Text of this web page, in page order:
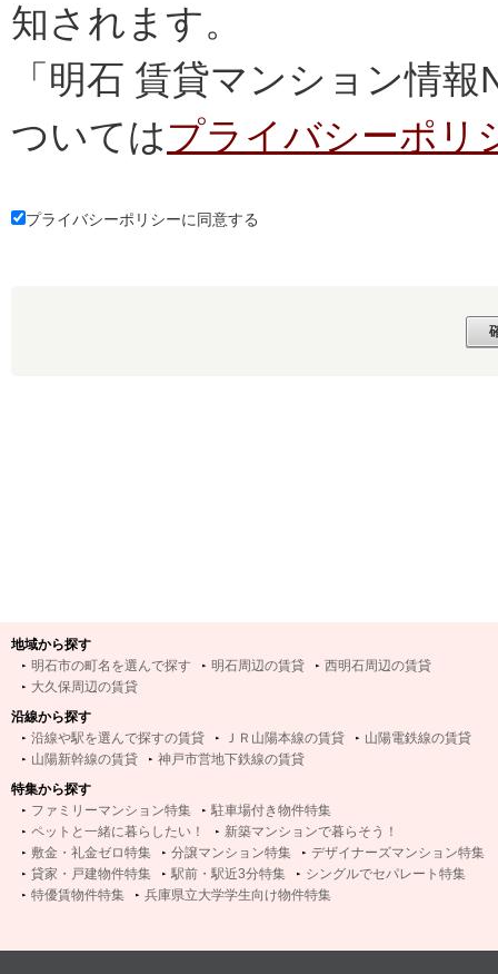
知されます。
「明石 賃貸マンション情
ついてはプライバシーポリ
プライバシーポリシーに同意する
地域から探す
明石市の町名を選んで探す
明石周辺の賃貸
西明石周辺の賃貸
大久保周辺の賃貸
沿線から探す
沿線や駅を選んで探すの賃貸
ＪＲ山陽本線の賃貸
山陽電鉄線の賃貸
山陽新幹線の賃貸
神戸市営地下鉄線の賃貸
特集から探す
ファミリーマンション特集
駐車場付き物件特集
ペットと一緒に暮らしたい！
新築マンションで暮らそう！
敷金・礼金ゼロ特集
分譲マンション特集
デザイナーズマンション特集
貸家・戸建物件特集
駅前・駅近3分特集
シングルでセパレート特集
特優賃物件特集
兵庫県立大学学生向け物件特集